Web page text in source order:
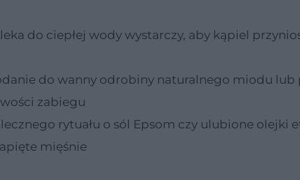
do ciepłej wody wystarczy, aby kąpiel
do wanny odrobiny naturalnego miodu lub
zabiegu
rytuału o sól Epsom czy ulubione olejki
mięśnie